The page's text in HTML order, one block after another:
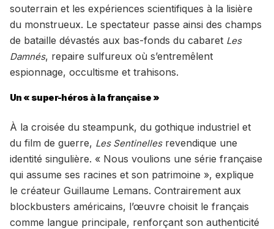
souterrain et les expériences scientifiques à la lisière
du monstrueux. Le spectateur passe ainsi des champs
de bataille dévastés aux bas-fonds du cabaret Les
Damnés, repaire sulfureux où s’entremêlent
espionnage, occultisme et trahisons.
Un « super-héros à la française »
À la croisée du steampunk, du gothique industriel et
du film de guerre, Les Sentinellesrevendique une
identité singulière. « Nous voulions une série française
qui assume ses racines et son patrimoine », explique
le créateur Guillaume Lemans. Contrairement aux
blockbusters américains, l’œuvre choisit le français
comme langue principale, renforçant son authenticité